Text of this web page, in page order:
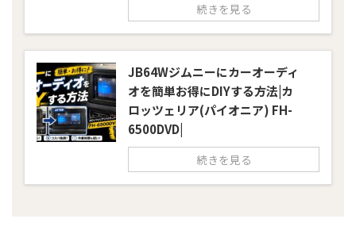
続きを見る
JB64Wジムニーにカーオーディ
オを簡単お得にDIYする方法|カ
ロッツェリア(パイオニア) FH-
6500DVD|
続きを見る